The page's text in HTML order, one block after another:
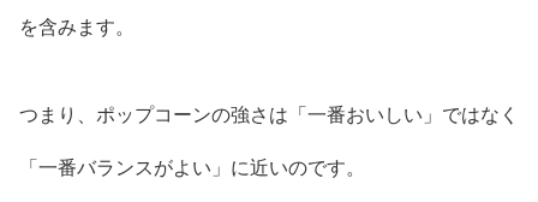
を含みます。
つまり、ポップコーンの強さは「一番おいしい」ではなく
「一番バランスがよい」に近いのです。